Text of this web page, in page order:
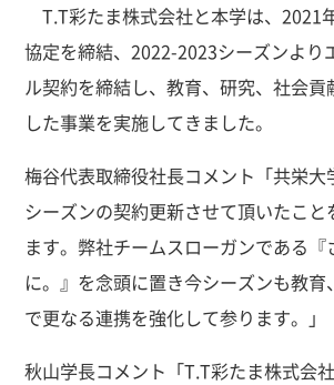
T.T彩たま株式会社と本学は、2021
協定を締結、2022-2023シーズンより
ル契約を締結し、教育、研究、社会
した事業を実施してきました。
梅谷代表取締役社長コメント「共栄
シーズンの契約更新させて頂いたこと
ます。弊社チームスローガンである
に。』を念頭に置き今シーズンも教
で更なる連携を強化して参ります。」
秋山学長コメント「T.T彩たま株式会